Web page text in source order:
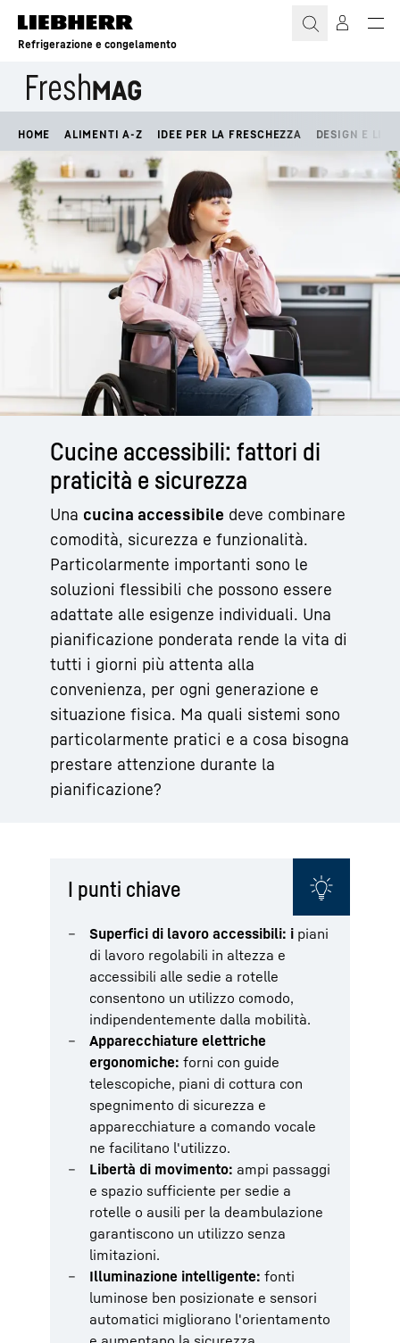
Refrigerazione e congelamento
HOME ALIMENTI A-Z IDEE PER LA FRESCHEZZA DESIGN E
Cucine accessibili: fattori di
praticità e sicurezza
Una cucina accessibile deve combinare
comodità, sicurezza e funzionalità.
Particolarmente importanti sono le
soluzioni flessibili che possono essere
adattate alle esigenze individuali. Una
pianificazione ponderata rende la vita di
tutti i giorni più attenta alla
convenienza, per ogni generazione e
situazione fisica. Ma quali sistemi sono
particolarmente pratici e a cosa bisogna
prestare attenzione durante la
pianificazione?
I punti chiave
Superfici di lavoro accessibili: i piani
di lavoro regolabili in altezza e
accessibili alle sedie a rotelle
consentono un utilizzo comodo,
indipendentemente dalla mobilità.
Apparecchiature elettriche
ergonomiche: forni con guide
telescopiche, piani di cottura con
spegnimento di sicurezza e
apparecchiature a comando vocale
ne facilitano l'utilizzo.
Libertà di movimento: ampi passaggi
e spazio sufficiente per sedie a
rotelle o ausili per la deambulazione
garantiscono un utilizzo senza
limitazioni.
Illuminazione intelligente: fonti
luminose ben posizionate e sensori
automatici migliorano l'orientamento